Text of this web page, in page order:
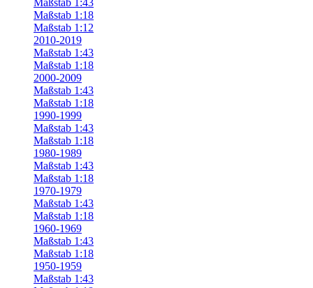
Maßstab 1:43
Maßstab 1:18
Maßstab 1:12
2010-2019
Maßstab 1:43
Maßstab 1:18
2000-2009
Maßstab 1:43
Maßstab 1:18
1990-1999
Maßstab 1:43
Maßstab 1:18
1980-1989
Maßstab 1:43
Maßstab 1:18
1970-1979
Maßstab 1:43
Maßstab 1:18
1960-1969
Maßstab 1:43
Maßstab 1:18
1950-1959
Maßstab 1:43